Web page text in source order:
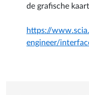
de grafische
https://
engineer/